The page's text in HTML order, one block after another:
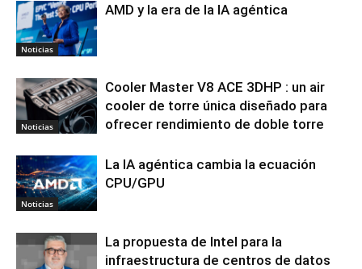
Noticias
AMD y la era de la IA agéntica
Noticias
Cooler Master V8 ACE 3DHP : un air
cooler de torre única diseñado para
ofrecer rendimiento de doble torre
Noticias
La IA agéntica cambia la ecuación
CPU/GPU
La propuesta de Intel para la
infraestructura de centros de datos